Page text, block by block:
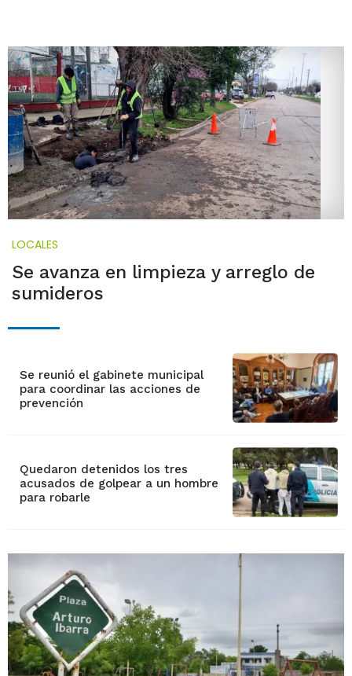
LOCALES
Se avanza en limpieza y arreglo de
sumideros
Se reunió el gabinete municipal
para coordinar las acciones de
prevención
Quedaron detenidos los tres
acusados de golpear a un hombre
para robarle